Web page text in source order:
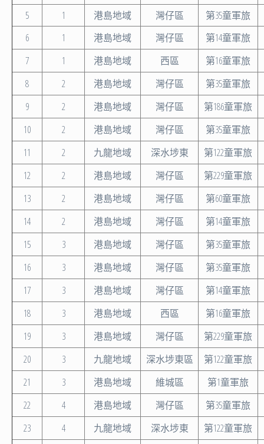
5
1 港島地域 灣仔區
第35童軍旅
6
1 港島地域 灣仔區
第14童軍旅
7
1 港島地域 西區
第16童軍旅
8
2 港島地域 灣仔區
第35童軍旅
9
2 港島地域 灣仔區
第186童軍旅
10
2 港島地域 灣仔區
第35童軍旅
11
2 九龍地域 深水埗東
第122童軍旅
12
2 港島地域 灣仔區
第229童軍旅
13
2 港島地域 灣仔區
第60童軍旅
14
2 港島地域 灣仔區
第14童軍旅
15
3 港島地域 灣仔區
第35童軍旅
16
3 港島地域 灣仔區
第35童軍旅
17
3 港島地域 灣仔區
第14童軍旅
18
3 港島地域 西區
第16童軍旅
19
3 港島地域 灣仔區
第229童軍旅
20
3 九龍地域 深水埗東區
第122童軍旅
21
3 港島地域 維城區
第1童軍旅
22
4 港島地域 灣仔區
第35童軍旅
23
4 九龍地域 深水埗東
第122童軍旅